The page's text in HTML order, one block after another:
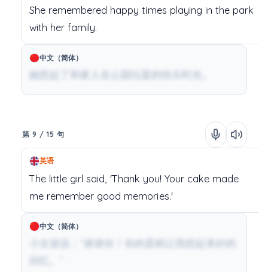
She remembered happytimes playing in the park
with her family.
中文（简体）
她想起了和家人在公园玩耍的快乐时光。
第 9 / 15 句
英语
The little girl said, 'Thank you! Your cake made
me remember good memories.'
中文（简体）